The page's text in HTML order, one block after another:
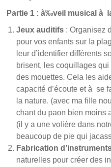
Partie 1 : à‰veil musical à
Jeux auditifs : Organisez
pour vos enfants sur la
leur d’identifier différents
brisent, les coquillages
des mouettes. Cela les
capacité d’écoute et à se
la nature. (avec ma fille
chant du paon bien moins
(il y a une volière dans
beaucoup de pie qui
Fabrication
naturelles pour créer des